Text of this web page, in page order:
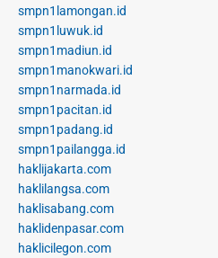
smpn1lamongan.id
smpn1luwuk.id
smpn1madiun.id
smpn1manokwari.id
smpn1narmada.id
smpn1pacitan.id
smpn1padang.id
smpn1pailangga.id
haklijakarta.com
haklilangsa.com
haklisabang.com
haklidenpasar.com
haklicilegon.com